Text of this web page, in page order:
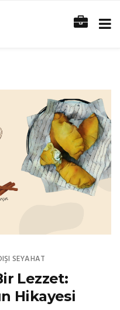
SEYAHAT
Lezzet:
Hikayesi